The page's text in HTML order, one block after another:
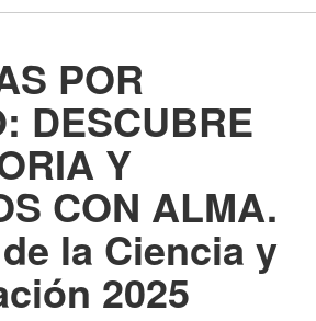
POR
DESCUBRE
Y
CON ALMA.
la Ciencia y
2025